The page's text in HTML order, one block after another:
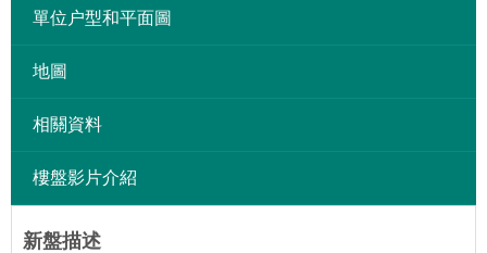
單位户型和平面圖
地圖
相關資料
樓盤影片介紹
新盤描述